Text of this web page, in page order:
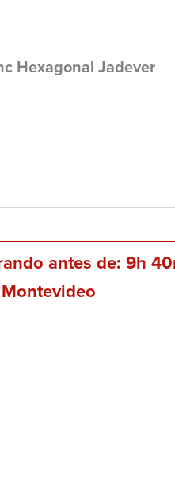
Hexagonal Jadever
antes de: 9h